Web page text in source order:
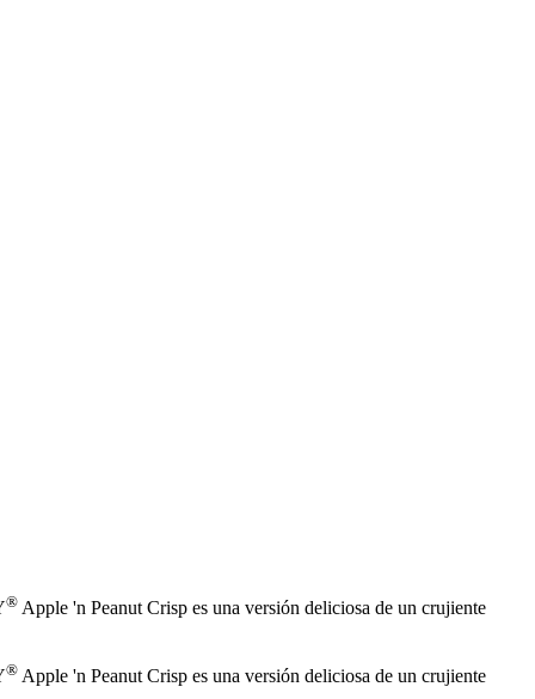
® Apple 'n Peanut Crisp es una versión deliciosa de un crujiente
® Apple 'n Peanut Crisp es una versión deliciosa de un crujiente